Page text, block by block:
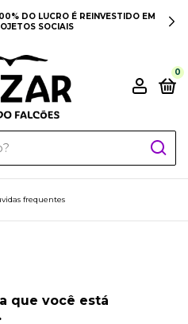
DO LUCRO É REINVESTIDO EM
SOCIAIS
0
frequentes
que você está